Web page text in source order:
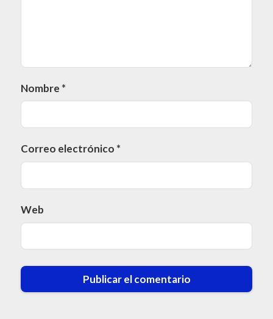
Nombre *
Correo electrónico *
Web